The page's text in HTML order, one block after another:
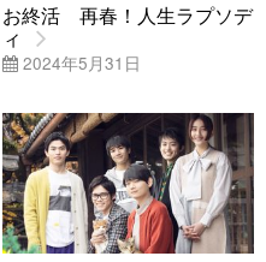
お終活 再春！人生ラプソデ
ィ
2024年5月31日